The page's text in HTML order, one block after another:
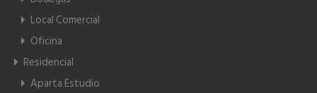
Local Comercial
Oficina
Residencial
Aparta Estudio